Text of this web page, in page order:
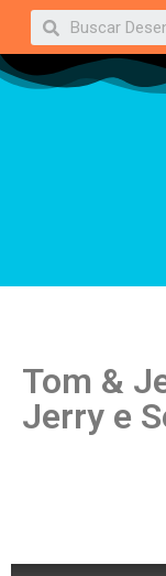
Tom &
Jerry e